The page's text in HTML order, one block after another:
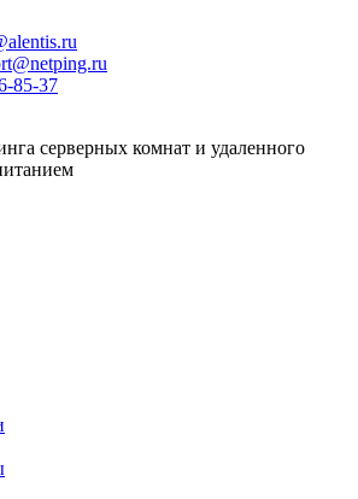
85-37
серверных комнат и удаленного